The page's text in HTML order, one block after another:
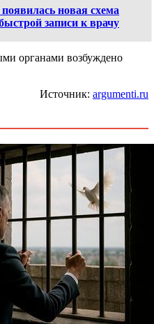
новая схема
записи к врачу
органами возбуждено
Источник: argumenti.ru